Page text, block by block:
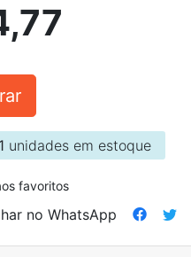
1 unidades em estoque
favoritos
no WhatsApp